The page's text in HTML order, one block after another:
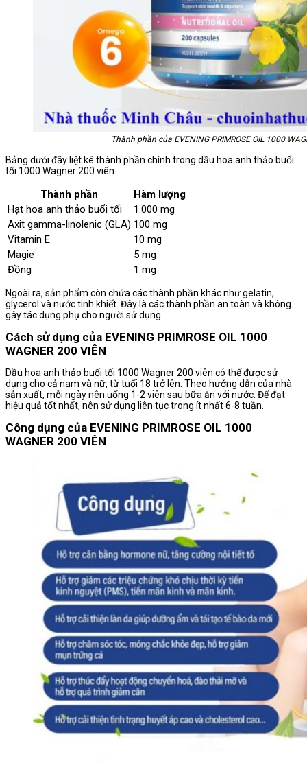
Thành phần của EVENING PRIMROSE OIL 1000
Bảng dưới đây liệt kê thành phần chính trong dầu hoa anh thảo buổi
tối 1000 Wagner 200 viên:
Thành phần
Hàm lượng
Hạt hoa anh thảo buổi tối
1.000 mg
Axit gamma-linolenic (GLA) 100 mg
Vitamin E
10 mg
Magie
5 mg
Đồng
1 mg
Ngoài ra, sản phẩm còn chứa các thành phần khác như gelatin,
glycerol và nước tinh khiết. Đây là các thành phần an toàn và không
gây tác dụng phụ cho người sử dụng.
Cách sử dụng của EVENING PRIMROSE OIL 1000
WAGNER 200 VIÊN
Dầu hoa anh thảo buổi tối 1000 Wagner 200 viên có thể được sử
dụng cho cả nam và nữ, từ tuổi 18 trở lên. Theo hướng dẫn của nhà
sản xuất, mỗi ngày nên uống 1-2 viên sau bữa ăn với nước. Để đạt
hiệu quả tốt nhất, nên sử dụng liên tục trong ít nhất 6-8 tuần.
Công dụng của EVENING PRIMROSE OIL 1000
WAGNER 200 VIÊN